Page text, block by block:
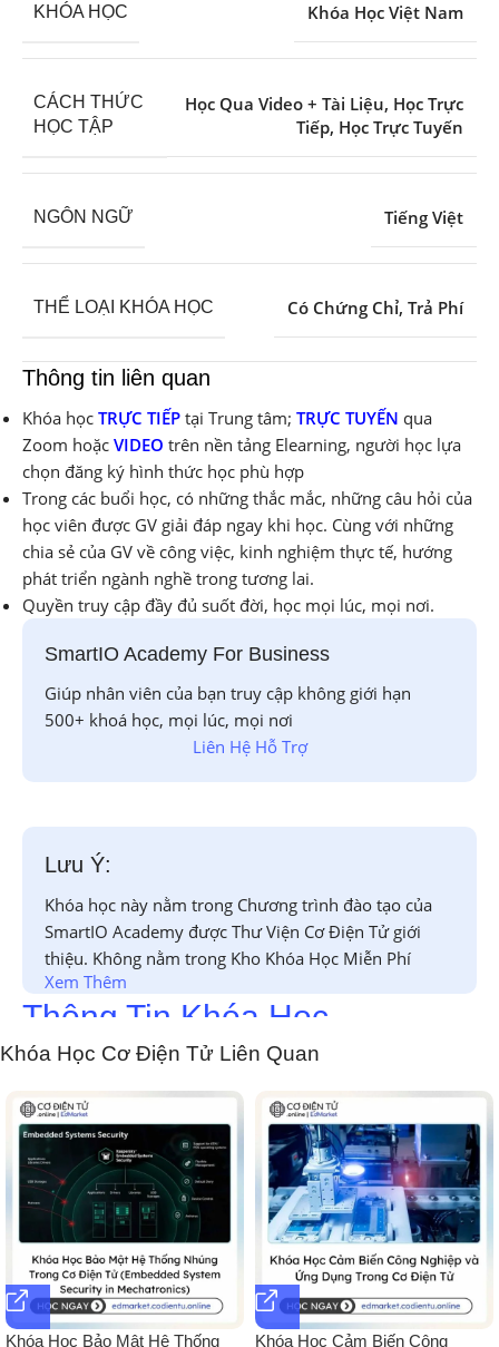
KHÓA HỌC Khóa Học Việt Nam
CÁCH THỨC
HỌC TẬP
Học Qua Video + Tài Liệu, Học Trực
Tiếp, Học Trực Tuyến
NGÔN NGỮ Tiếng Việt
THỂ LOẠI KHÓA HỌC Có Chứng Chỉ, Trả Phí
Thông tin liên quan
Khóa học TRỰC TIẾP tại Trung tâm; TRỰC TUYẾN qua
Zoom hoặc VIDEO trên nền tảng Elearning, người học lựa
chọn đăng ký hình thức học phù hợp
Trong các buổi học, có những thắc mắc, những câu hỏi của
học viên được GV giải đáp ngay khi học. Cùng với những
chia sẻ của GV về công việc, kinh nghiệm thực tế, hướng
phát triển ngành nghề trong tương lai.
Quyền truy cập đầy đủ suốt đời, học mọi lúc, mọi nơi.
SmartIO Academy For Business
Giúp nhân viên của bạn truy cập không giới hạn
500+ khoá học, mọi lúc, mọi nơi
Liên Hệ Hỗ Trợ
Lưu Ý:
Khóa học này nằm trong Chương trình đào tạo của
SmartIO Academy được Thư Viện Cơ Điện Tử giới
thiệu. Không nằm trong Kho Khóa Học Miễn Phí
Thông Tin Khóa Học
Chào mừng bạn đến với khóa học“Thiết Kế Hệ Thống Cơ
được thiết kế để cung cấp cho bạn kiến thức chuyên sâu và
kỹ năng thực hành trong việc
thiết kế, xây dựng và lập
trình
các hệ thống cơ điện tử sử dụng vi điều khiểnSTM32
giúp bạn tự tin phát triển các sản phẩm và giải pháp cơ
điện tử tiên tiến. Chúng ta sẽ tập trung vàovi điều khiển
STM32F103C8T6 (Blue Pill)
, một dòng chip phổ biến,
mạnh mẽ và có giá thành hợp lý.
I. NỘI DUNG CHÍNH (MAIN
Xem Thêm
Khóa Học Cơ Điện Tử Liên Quan
Khóa Học Bảo Mật Hệ Thống Khóa Học Cảm Biến Công